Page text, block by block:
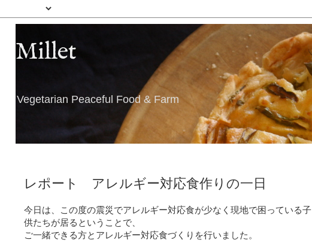
Millet
Vegetarian Peaceful Food & Farm
レポート アレルギー対応食作りの一日
今日は、この度の震災でアレルギー対応食が少なく現地で困っている子
供たちが居るということで、
ご一緒できる方とアレルギー対応食づくりを行いました。